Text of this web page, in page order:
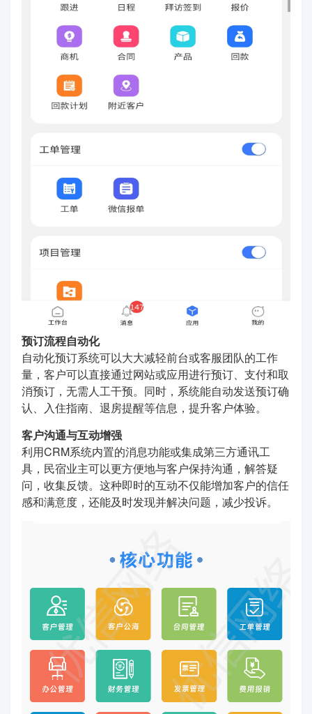
预订流程自动化
自动化预订系统可以大大减轻前台或客服团队的工作
量，客户可以直接通过网站或应用进行预订、支付和取
消预订，无需人工干预。同时，系统能自动发送预订确
认、入住指南、退房提醒等信息，提升客户体验。
客户沟通与互动增强
利用CRM系统内置的消息功能或集成第三方通讯工
具，民宿业主可以更方便地与客户保持沟通，解答疑
问，收集反馈。这种即时的互动不仅能增加客户的信任
感和满意度，还能及时发现并解决问题，减少投诉。